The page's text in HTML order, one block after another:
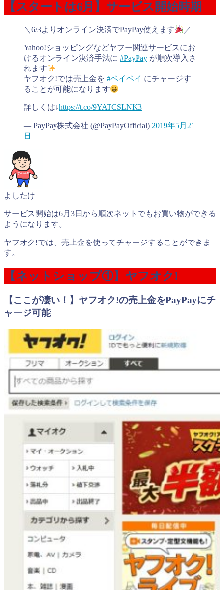
【スタートは6月】サービス開始時期
＼6/3よりオンライン決済でPayPay使えます ／
Yahoo!ショッピングなどヤフー関連サービスにお
けるオンライン決済手法に #PayPay が順次導入さ
れます
ヤフオク!では売上金を #ペイペイ にチャージす
ることが可能になります
詳しくは↓https://t.co/9YATCSLNK3
— PayPay株式会社 (@PayPayOfficial) 2019年5月21
日
よしたけ
サービス開始は6月3日から順次ネットでもお買い物ができる
ようになります。
ヤフオク!では、売上金を使ってチャージすることができま
す。
【ネットショップ①】ヤフオク!
【ここが凄い！】ヤフオク!の売上金をPayPayにチ
ャージ可能